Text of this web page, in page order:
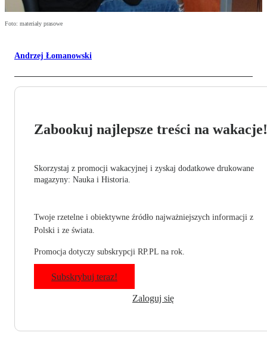
Foto: materiały prasowe
Andrzej Łomanowski
Zabookuj najlepsze treści na wakacje!
Skorzystaj z promocji wakacyjnej i zyskaj dodatkowe drukowane
magazyny: Nauka i Historia.
Twoje rzetelne i obiektywne źródło najważniejszych informacji z
Polski i ze świata.
Promocja dotyczy subskrypcji RP.PL na rok.
Subskrybuj teraz!
Zaloguj się